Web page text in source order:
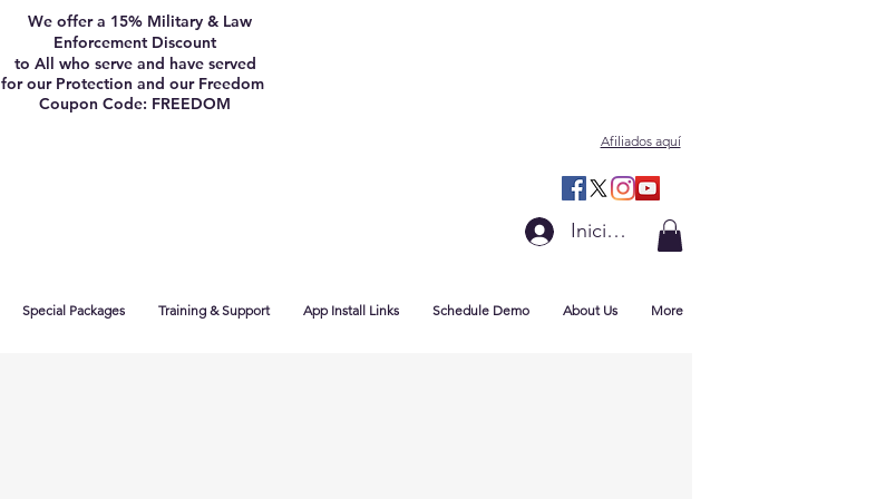
We offer a 15% Military & Law
Enforcement Discount
to All who serve and have served
for our Protection and our Freedom
Coupon Code: FREEDOM
Afiliados aquí
Iniciar sesión
Special Packages Training & Support App Install Links Schedule Demo About Us More